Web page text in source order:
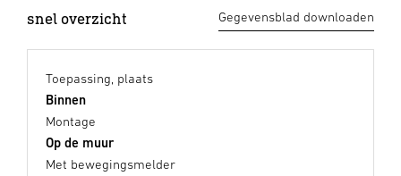
snel overzicht Gegevensblad downloaden
Toepassing, plaats
Binnen
Montage
Op de muur
Met bewegingsmelder